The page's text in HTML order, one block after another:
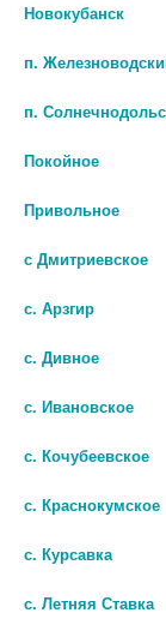
БИО АГЛФ №78 ст.
Популярные в
Новокубанск
п.
п.
Покойное
Привольное
с Дмитриевское
с. Арзгир
с. Дивное
с. Ивановское
с. Кочубеевское
с. Краснокумское
с. Курсавка
с. Летняя Ставка